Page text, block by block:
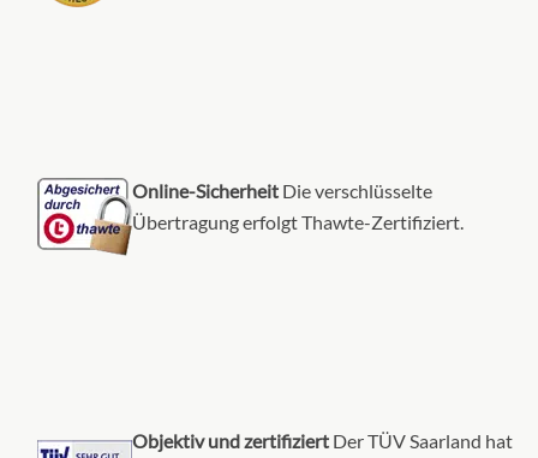
Aussenkabine
Online-Sicherheit Die verschlüsselte
Übertragung erfolgt Thawte-Zertifiziert.
Objektiv und zertifiziert Der TÜV Saarland hat